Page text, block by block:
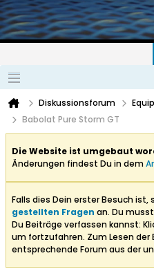
Diskussionsforum
Babolat Pure Storm GT
Die Website ist umgebaut
Änderungen findest Du in dem
Falls dies Dein erster Besuch
gestellten Fragen an. Du
Du Beiträge verfassen kannst:
um fortzufahren. Zum Lesen der
entsprechende Forum aus der